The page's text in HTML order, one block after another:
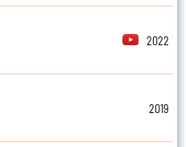
2022
2019